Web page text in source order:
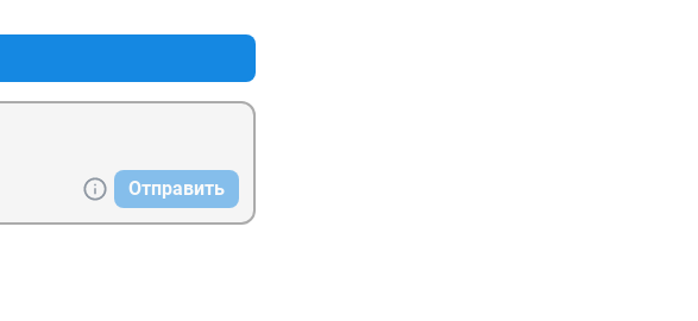
Отправить